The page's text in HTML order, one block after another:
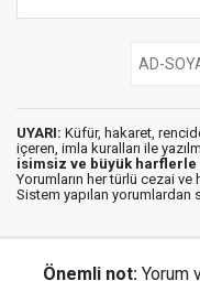
UYARI: Küfür, hakaret,
içeren, imla kuralları ile
isimsiz ve büyük harflerle
Yorumların her türlü cezai
Sistem yapılan yorumlardan
Önemli not: Yorum